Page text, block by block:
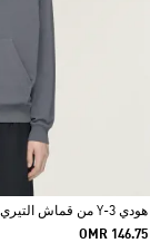
هودي Y-3 من قماش التيري الفرنسي بشعار سائل
OMR 146.75